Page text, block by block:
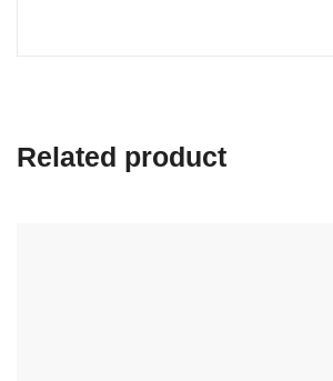
Related product